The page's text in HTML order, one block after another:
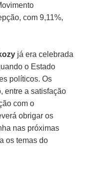
com 9,11%,
já era celebrada
o Estado
políticos. Os
entre a satisfação
com o
obrigar os
nas próximas
os temas do